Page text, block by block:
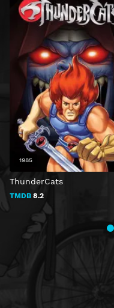
ThunderCats
TMDB 8.2
1985